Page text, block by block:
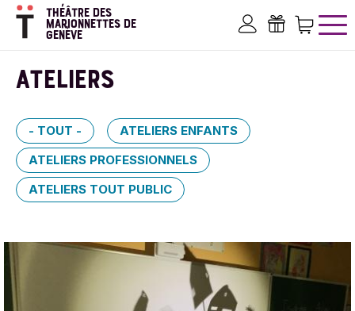
Aller
contenu
THÉÂTRE DES
MARIONNETTES DE
GENÈVE
ATELIERS
- TOUT -
ATELIERS ENFANTS
ATELIERS PROFESSIONNELS
ATELIERS TOUT PUBLIC